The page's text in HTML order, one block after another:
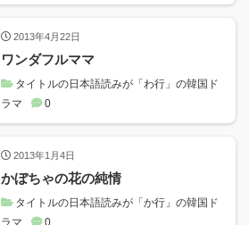
2013年4月22日
ワンダフルママ
タイトルの日本語読みが「わ行」の韓国ド
ラマ
0
2013年1月4日
かぼちゃの花の純情
タイトルの日本語読みが「か行」の韓国ド
ラマ
0